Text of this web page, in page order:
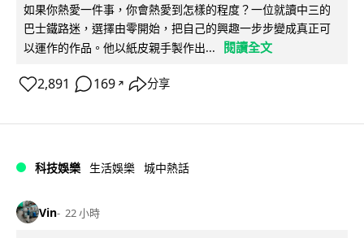
如果你熱愛一件事，你會熱愛到怎樣的程度？一位就讀中三的
巴士鐵路迷，選擇由零開始，把自己的興趣一步步變成真正可
以運作的作品。他以紙皮親手製作出...
閱讀全文
2,891 169 ↗ 分享
科技娛樂 生活娛樂 城中熱話
Vin 22 小時